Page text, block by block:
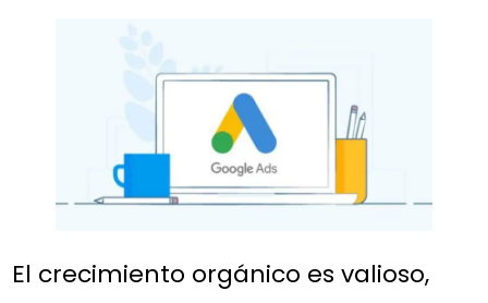
El crecimiento orgánico es valioso,